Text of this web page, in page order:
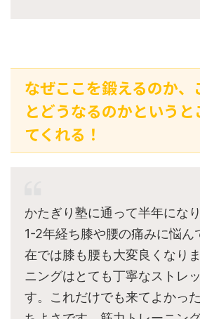
なぜここを鍛えるのか、
とどうなるのかという
てくれる！
かたぎり塾に通って半年にな
1-2年経ち膝や腰の痛みに悩ん
在では膝も腰も大変良くなり
ニングはとても丁寧なストレ
す。これだけでも来てよかっ